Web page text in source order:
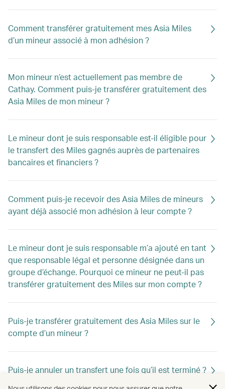
Comment transférer gratuitement mes Asia Miles
d’un mineur associé à mon adhésion ?
Mon mineur n’est actuellement pas membre de
Cathay. Comment puis-je transférer gratuitement des
Asia Miles de mon mineur ?
Le mineur dont je suis responsable est-il éligible pour
le transfert des Miles gagnés auprès de partenaires
bancaires et financiers ?
Comment puis-je recevoir des Asia Miles de mineurs
ayant déjà associé mon adhésion à leur compte ?
Le mineur dont je suis responsable m’a ajouté en tant
que responsable légal et personne désignée dans un
groupe d’échange. Pourquoi ce mineur ne peut-il pas
transférer gratuitement des Miles sur mon compte ?
Puis-je transférer gratuitement des Asia Miles sur le
compte d’un mineur ?
Puis-je annuler un transfert une fois qu’il est terminé ?